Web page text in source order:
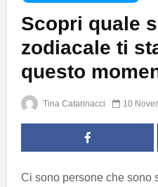
Scopri quale
zodiacale ti
questo
Tina Catarinacci 10
Ci sono persone che sono